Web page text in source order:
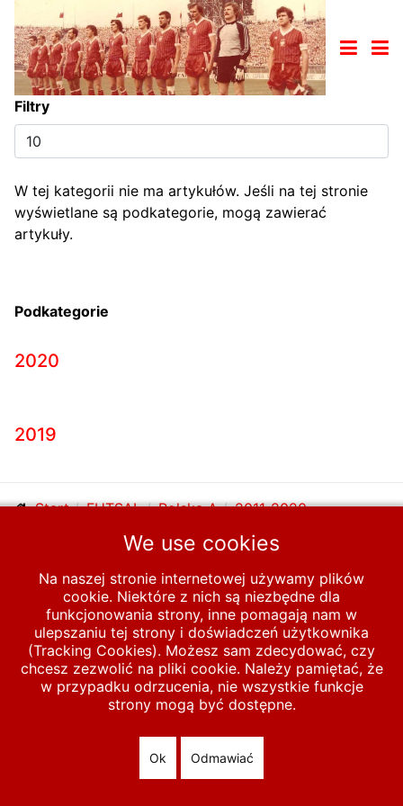
Filtry
Pokaż
#
W tej kategorii nie ma artykułów. Jeśli na tej stronie
wyświetlane są podkategorie, mogą zawierać
artykuły.
Podkategorie
2020
2019
Start FUTSAL Polska A 2011-2020
© 2026 polska-pilka.pl| Tanie strony internetowe All Rights
Reserved
We use cookies
Na naszej stronie internetowej używamy plików
cookie. Niektóre z nich są niezbędne dla
funkcjonowania strony, inne pomagają nam w
ulepszaniu tej strony i doświadczeń użytkownika
(Tracking Cookies). Możesz sam zdecydować, czy
chcesz zezwolić na pliki cookie. Należy pamiętać, że
w przypadku odrzucenia, nie wszystkie funkcje
strony mogą być dostępne.
Ok Odmawiać